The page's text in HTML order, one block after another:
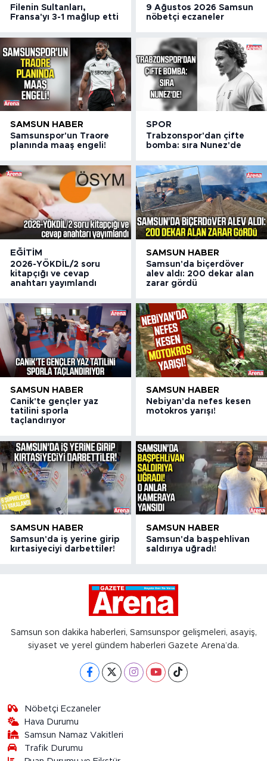
Filenin Sultanları,
Fransa'yı 3-1 mağlup etti
9 Ağustos 2026 Samsun
nöbetçi eczaneler
SAMSUN HABER
Samsunspor'un Traore
planında maaş engeli!
SPOR
Trabzonspor'dan çifte
bomba: sıra Nunez'de
EĞITIM
2026-YÖKDİL/2 soru
kitapçığı ve cevap
anahtarı yayımlandı
SAMSUN HABER
Samsun'da biçerdöver
alev aldı: 200 dekar alan
zarar gördü
SAMSUN HABER
Canik'te gençler yaz
tatilini sporla
taçlandırıyor
SAMSUN HABER
Nebiyan'da nefes kesen
motokros yarışı!
SAMSUN HABER
Samsun'da iş yerine girip
kırtasiyeciyi darbettiler!
SAMSUN HABER
Samsun'da başpehlivan
saldırıya uğradı!
Samsun son dakika haberleri, Samsunspor gelişmeleri, asayiş,
siyaset ve yerel gündem haberleri Gazete Arena’da.
Nöbetçi Eczaneler
Hava Durumu
Samsun Namaz Vakitleri
Trafik Durumu